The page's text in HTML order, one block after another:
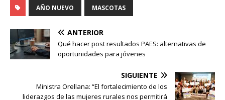
AÑO NUEVO MASCOTAS
ANTERIOR
Qué hacer post resultados PAES: alternativas de
oportunidades para jóvenes
SIGUIENTE
Ministra Orellana: “El fortalecimiento de los
liderazgos de las mujeres rurales nos permitirá